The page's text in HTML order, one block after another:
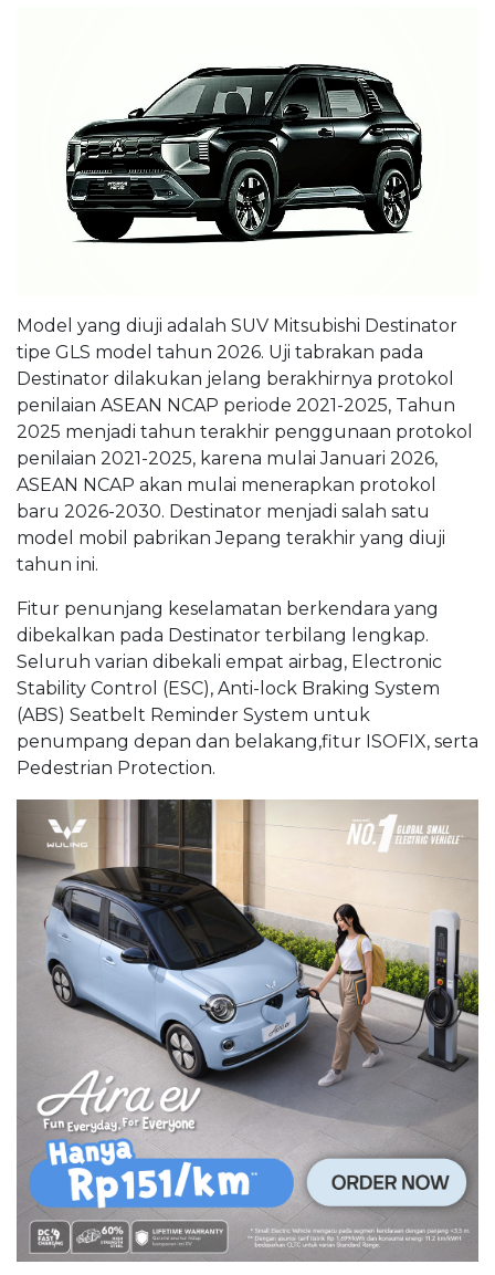
Model yang diuji adalah SUV Mitsubishi Destinator
tipe GLS model tahun 2026. Uji tabrakan pada
Destinator dilakukan jelang berakhirnya protokol
penilaian ASEAN NCAP periode 2021-2025, Tahun
2025 menjadi tahun terakhir penggunaan protokol
penilaian 2021-2025, karena mulai Januari 2026,
ASEAN NCAP akan mulai menerapkan protokol
baru 2026-2030. Destinator menjadi salah satu
model mobil pabrikan Jepang terakhir yang diuji
tahun ini.
Fitur penunjang keselamatan berkendara yang
dibekalkan pada Destinator terbilang lengkap.
Seluruh varian dibekali empat airbag, Electronic
Stability Control (ESC), Anti-lock Braking System
(ABS) Seatbelt Reminder System untuk
penumpang depan dan belakang,fitur ISOFIX, serta
Pedestrian Protection.